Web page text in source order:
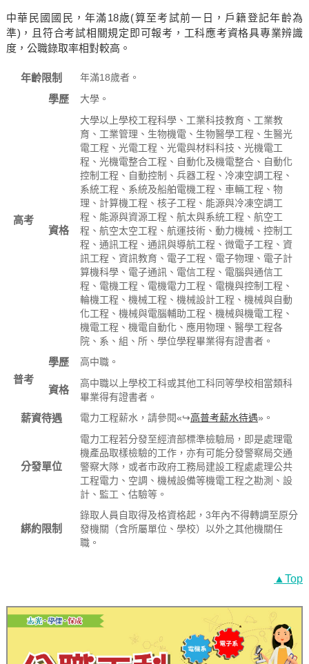
中華民國國民，年滿18歲(算至考試前一日，戶籍登記年齡為
準)，且符合考試相關規定即可報考，工科應考資格具專業辨識
度，公職錄取率相對較高。
年齡限制 年滿18歲者。
高考
學歷 大學。
資格
大學以上學校工程科學、工業科技教育、工業教
育、工業管理、生物機電、生物醫學工程、生醫光
電工程、光電工程、光電與材料科技、光機電工
程、光機電整合工程、自動化及機電整合、自動化
控制工程、自動控制、兵器工程、冷凍空調工程、
系統工程、系統及船舶電機工程、車輛工程、物
理、計算機工程、核子工程、能源與冷凍空調工
程、能源與資源工程、航太與系統工程、航空工
程、航空太空工程、航運技術、動力機械、控制工
程、通訊工程、通訊與導航工程、微電子工程、資
訊工程、資訊教育、電子工程、電子物理、電子計
算機科學、電子通訊、電信工程、電腦與通信工
程、電機工程、電機電力工程、電機與控制工程、
輪機工程、機械工程、機械設計工程、機械與自動
化工程、機械與電腦輔助工程、機械與機電工程、
機電工程、機電自動化、應用物理、醫學工程各
院、系、組、所、學位學程畢業得有證書者。
普考
學歷 高中職。
資格
高中職以上學校工科或其他工科同等學校相當類科
畢業得有證書者。
薪資待遇 電力工程薪水，請參閱«↪高普考薪水待遇»。
分發單位
電力工程若分發至經濟部標準檢驗局，即是處理電
機產品取樣檢驗的工作，亦有可能分發警察局交通
警察大隊，或者市政府工務局建設工程處處理公共
工程電力、空調、機械設備等機電工程之勘測、設
計、監工、估驗等。
綁約限制
錄取人員自取得及格資格起，3年內不得轉調至原分
發機關（含所屬單位、學校）以外之其他機關任
職。
▲Top